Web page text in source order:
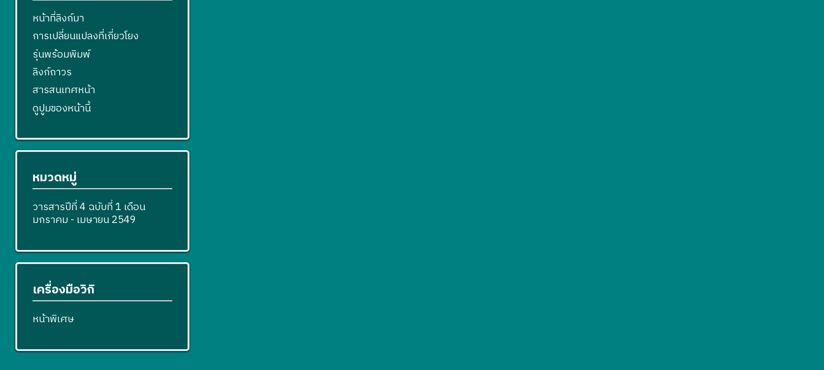
หน้าที่ลิงก์มา
การเปลี่ยนแปลงที่เกี่ยวโยง
รุ่นพร้อมพิมพ์
ลิงก์ถาวร
สารสนเทศหน้า
ดูปูมของหน้านี้
หมวดหมู่
วารสารปีที่ 4 ฉบับที่ 1 เดือน
มกราคม - เมษายน 2549
เครื่องมือวิกิ
หน้าพิเศษ